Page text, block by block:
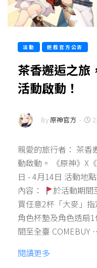
活動 遊戲官方公告
茶香邂逅之旅
活動啟動！
By原神官方 -
親愛的旅行者： 茶香
動啟動。 《原神》X
日 - 4月14日 活動地
內容：
於活動期間
買任意2杯「大麥」
角色杯墊及角色透扇
間至全臺 COMEBUY
閱讀更多